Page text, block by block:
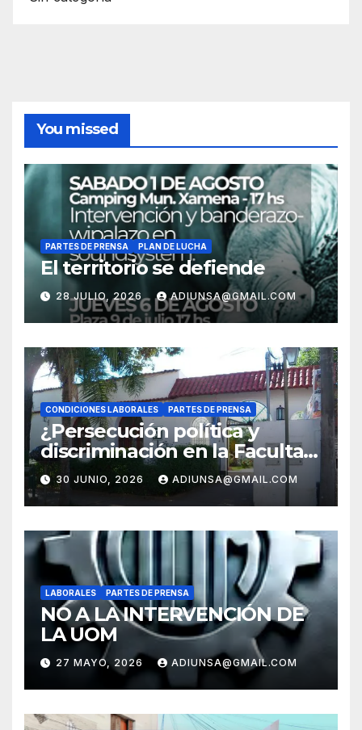
You missed
PARTES DE PRENSA PLAN DE LUCHA
El territorio se defiende
28 JULIO, 2026 ADIUNSA@GMAIL.COM
CONDICIONES LABORALES PARTES DE PRENSA
¿Persecución política y
discriminación en la Facultad
Regional Orán?
30 JUNIO, 2026 ADIUNSA@GMAIL.COM
LABORALES PARTES DE PRENSA
NO A LA INTERVENCIÓN DE
LA UOM
27 MAYO, 2026 ADIUNSA@GMAIL.COM